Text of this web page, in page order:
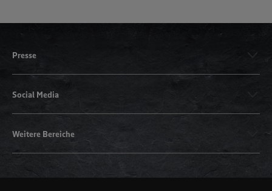
Presse
Social Media
Weitere Bereiche